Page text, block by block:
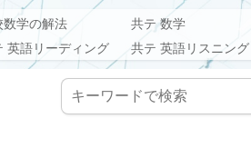
数学の解法
共テ 数学
英語リーディング
共テ 英語リスニング